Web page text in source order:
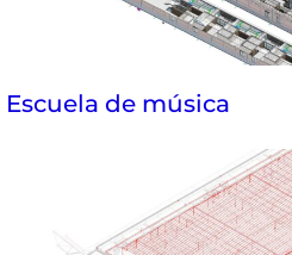
Escuela de música